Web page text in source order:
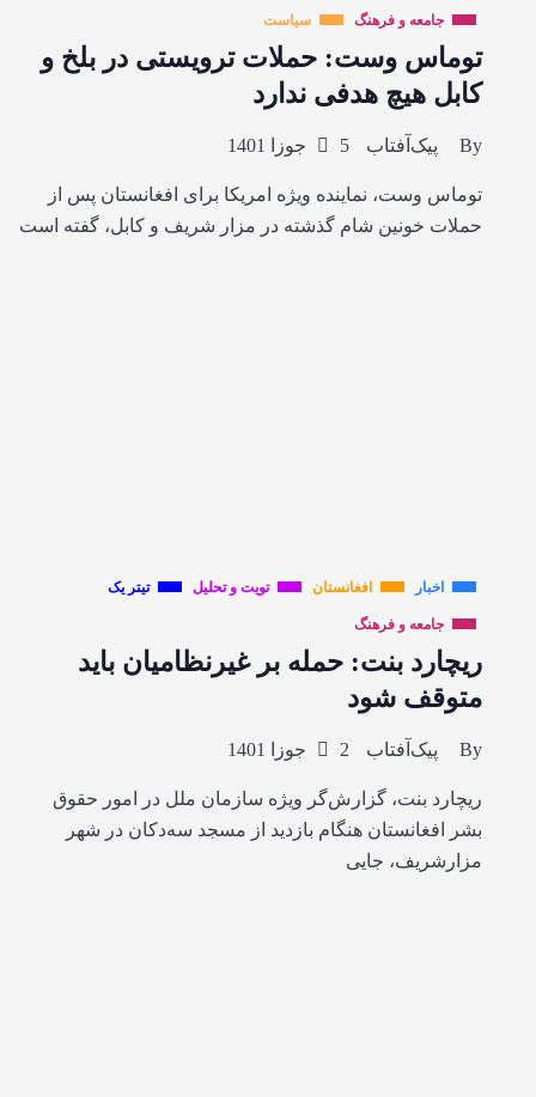
جامعه و فرهنگ سیاست
توماس وست: حملات ترویستی در بلخ و
کابل هیچ هدفی ندارد
By پیک‌آفتاب 5 جوزا 1401
توماس وست، نماینده ویژه امریکا برای افغانستان پس از
حملات خونین شام گذشته در مزار شریف و کابل، گفته است
اخبار افغانستان تویت و تحلیل تیتر یک
جامعه و فرهنگ
ریچارد بنت: حمله بر غیرنظامیان باید
متوقف شود
By پیک‌آفتاب 2 جوزا 1401
ریچارد بنت، گزارش‌گر ویژه سازمان ملل در امور حقوق
بشر افغانستان هنگام بازدید از مسجد سه‌دکان در شهر
مزارشریف، جایی